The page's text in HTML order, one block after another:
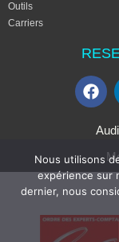
Outils
Carriers
Nous utilisons
expérience sur
dernier, nous